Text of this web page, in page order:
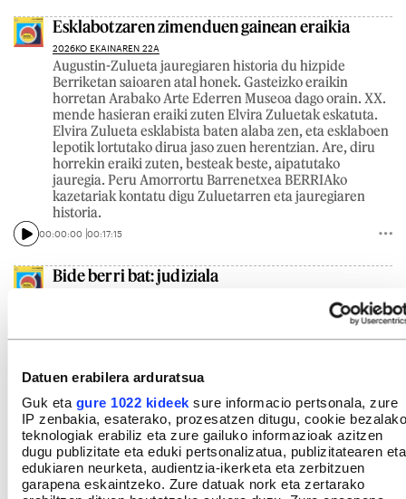
Datuen erabilera arduratsua
Guk eta gure 1022 kideek sure informacio pertsonala, zure
IP zenbakia, esaterako, prozesatzen ditugu, cookie bezalako
teknologiak erabiliz eta zure gailuko informazioak azitzen
dugu publizitate eta eduki pertsonalizatua, publizitatearen eta
edukiaren neurketa, audientzia-ikerketa eta zerbitzuen
garapena eskaintzeko. Zure datuak nork eta zertarako
Esklabotzaren zimenduen gainean eraikia
2026KO EKAINAREN 22A
Augustin-Zulueta jauregiaren historia du hizpide
Berriketan saioaren atal honek. Gasteizko eraikin
horretan Arabako Arte Ederren Museoa dago orain. XX.
mende hasieran eraiki zuten Elvira Zuluetak eskatuta.
Elvira Zulueta esklabista baten alaba zen, eta esklaboen
lepotik lortutako dirua jaso zuen herentzian. Are, diru
horrekin eraiki zuten, besteak beste, aipatutako
jauregia. Peru Amorrortu Barrenetxea BERRIAko
kazetariak kontatu digu Zuluetarren eta jauregiaren
historia.
00:00:00 00:17:15
Bide berri bat: judiziala
Vida Nueva zentro ebanjelista du hizpide Berriketan
saioaren atal honek. Newtrall hedabideak han egondako
epaitegian ikertzen ari dira auzia. Gainera, zentroak
aurrerantzean ezin izanen du diru publikorik jaso. Vida
Nuevan egon direnek salatu dute exorzismoak, tratu
txarrak, konbertsio terapiak eta ezkontza behartuak
izan direla leku hartan. Isabel Jaurena BERRIAko
Gizarte saileko koordinatzaileak eta Ion Orzaiz
Nafarroako gizarte gaietako kazetariak kontatu dizkigute
auziaren berritasuna.